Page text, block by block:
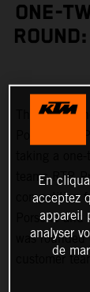
ONE-
The first
teams RTR
competition
Porsche
was
customer
En
acceptez
appareil
analyser
de